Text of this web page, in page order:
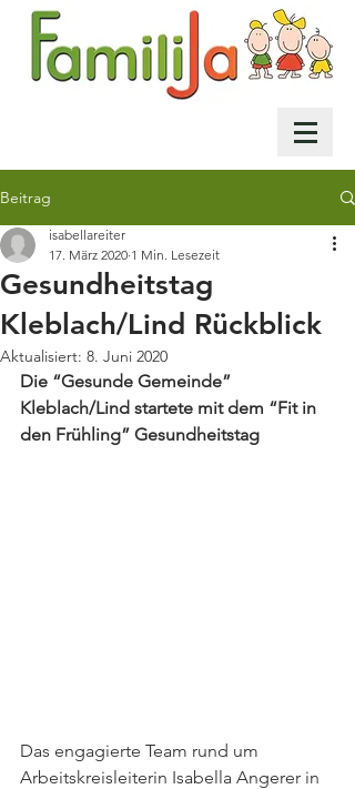
Beitrag
Gesundheitstag
Kleblach/Lind Rückblick
isabellareiter
17. März 2020 1 Min. Lesezeit
Aktualisiert: 8. Juni 2020
Die “Gesunde Gemeinde”
Kleblach/Lind startete mit dem “Fit in
den Frühling” Gesundheitstag
Das engagierte Team rund um
Arbeitskreisleiterin Isabella Angerer in